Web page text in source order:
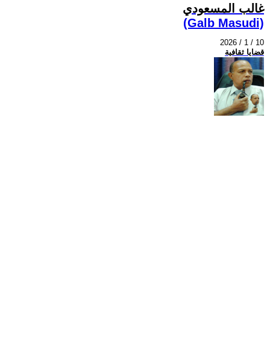
غالب المسعودي
(Galb Masudi)
2026 / 1 / 10
قضايا ثقافية